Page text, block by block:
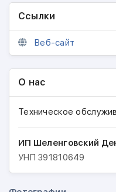
Ссылки
Веб-сайт
О нас
Техническое
ИП Шеленговский
УНП391810649